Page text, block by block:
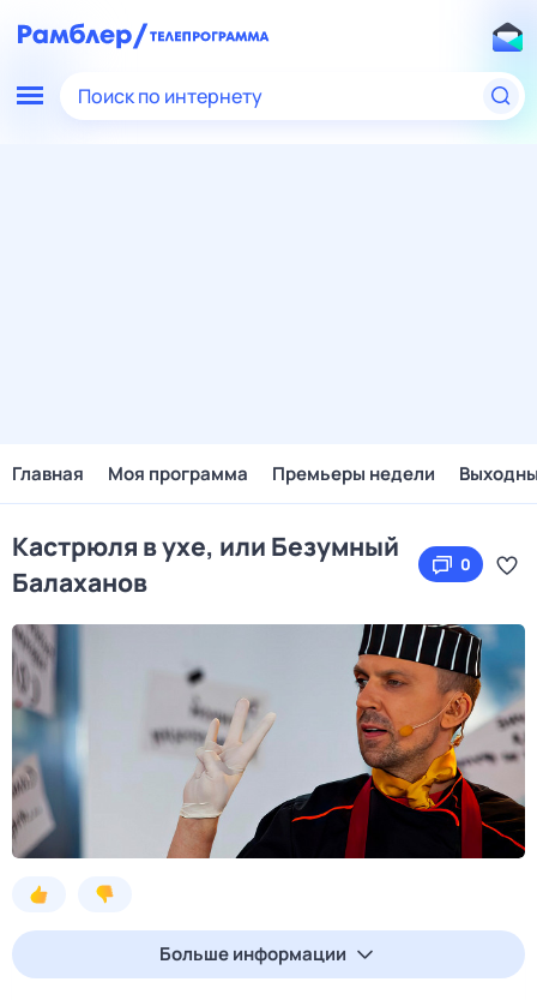
Поиск по интернету
Главная Моя программа Премьеры недели
Кастрюля в ухе, или Безумный
Балаханов
0
Больше информации